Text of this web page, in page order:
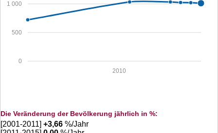
0
500
1 000
2010
Die Veränderung der Bevölkerung jährlich in %:
[2001-2011] +3,66 %/Jahr